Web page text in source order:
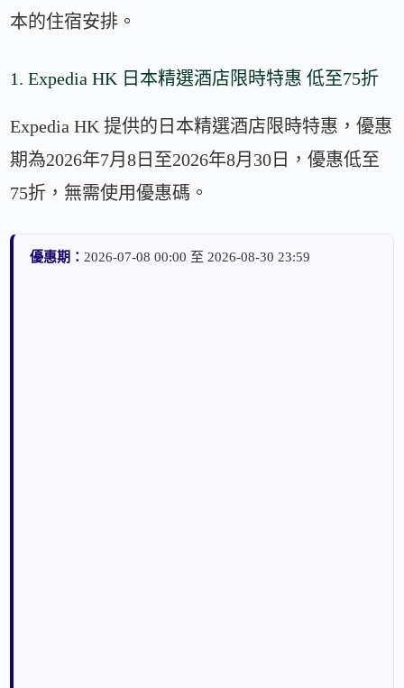
本的住宿安排。
1. Expedia HK 日本精選酒店限時特惠 低至75折
Expedia HK 提供的日本精選酒店限時特惠，優惠
期為2026年7月8日至2026年8月30日，優惠低至
75折，無需使用優惠碼。
優惠期： 2026-07-08 00:00 至 2026-08-30 23:59